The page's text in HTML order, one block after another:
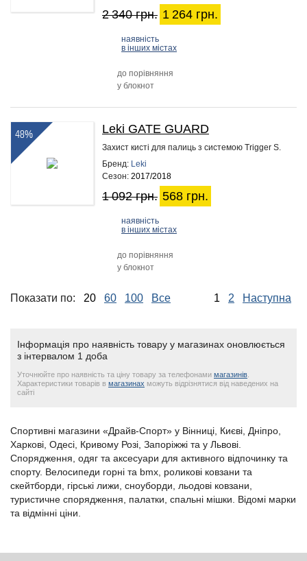
2 340 грн. 1 264 грн.
наявність
в інших містах
до порівняння
у блокнот
48% Leki GATE GUARD
Захист кисті для палиць з системою Trigger S.
Бренд: Leki
Сезон: 2017/2018
1 092 грн. 568 грн.
наявність
в інших містах
до порівняння
у блокнот
Показати по: 20 60 100 Все 1 2 Наступна
Інформація про наявність товару у магазинах оновлюється
з інтервалом 1 доба
Уточнюйте про наявність та ціну товару за телефонами магазинів
Характеристики товарів в магазинах можуть відрізнятися від наведених на
сайті
Спортивні магазини «Драйв-Спорт» у Вінниці, Києві, Дніпро,
Харкові, Одесі, Кривому Розі, Запоріжжі та у Львові.
Спорядження, одяг та аксесуари для активного відпочинку та
спорту. Велосипеди горні та bmx, роликові ковзани та
скейтборди, гірські лижи, сноуборди, льодові ковзани,
туристичне спорядження, палатки, спальні мішки. Відомі марки
та відмінні ціни.